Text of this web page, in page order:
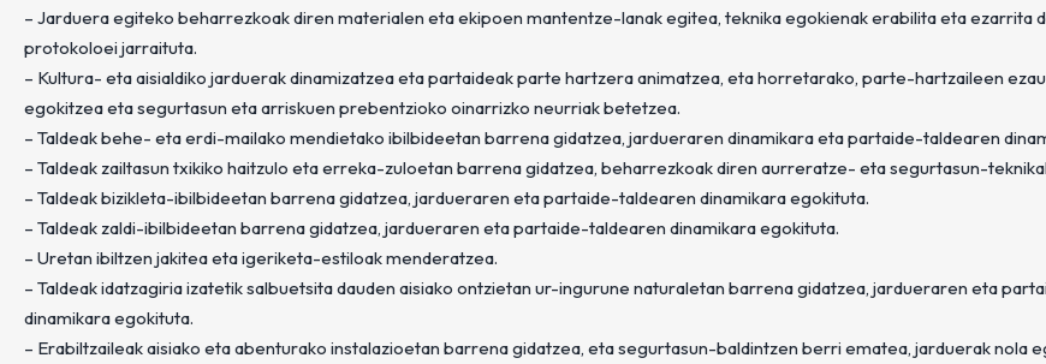
– Jarduera egiteko beharrezkoak diren materialen eta ekipoen mantentze-lanak egitea, teknika egokienak erabilita eta ezarrita
protokoloei jarraituta.
– Kultura- eta aisialdiko jarduerak dinamizatzea eta partaideak parte hartzera animatzea, eta horretarako, parte-hartzaileen
egokitzea eta segurtasun eta arriskuen prebentzioko oinarrizko neurriak betetzea.
– Taldeak behe- eta erdi-mailako mendietako ibilbideetan barrena gidatzea, jardueraren dinamikara eta partaide-taldearen
– Taldeak zailtasun txikiko haitzulo eta erreka-zuloetan barrena gidatzea, beharrezkoak diren aurreratze- eta segurtasun-
– Taldeak bizikleta-ibilbideetan barrena gidatzea, jardueraren eta partaide-taldearen dinamikara egokituta.
– Taldeak zaldi-ibilbideetan barrena gidatzea, jardueraren eta partaide-taldearen dinamikara egokituta.
– Uretan ibiltzen jakitea eta igeriketa-estiloak menderatzea.
– Taldeak idatzagiria izatetik salbuetsita dauden aisiako ontzietan ur-ingurune naturaletan barrena gidatzea, jardueraren eta
dinamikara egokituta.
– Erabiltzaileak aisiako eta abenturako instalazioetan barrena gidatzea, eta segurtasun-baldintzen berri ematea, jarduerak nola